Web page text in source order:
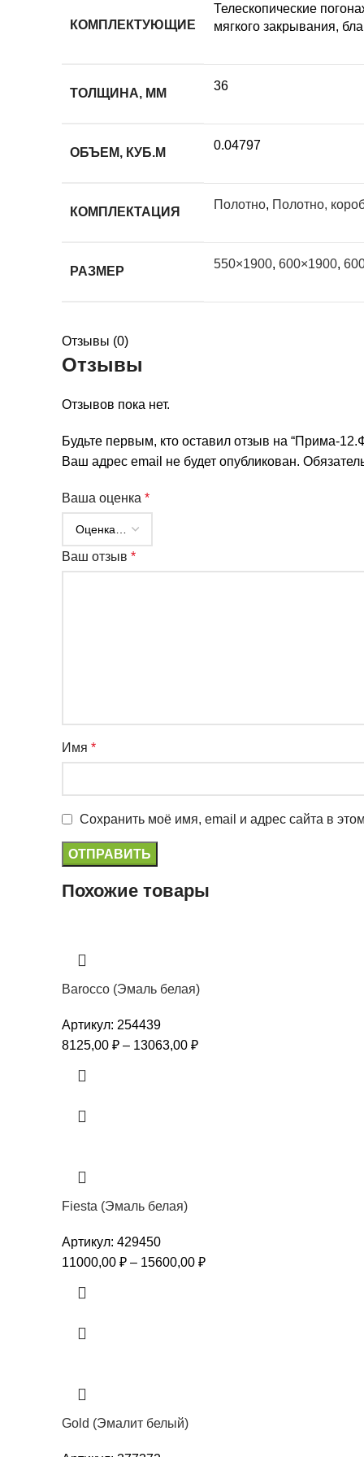
КОМПЛЕКТУЮЩИЕ
Телескопические
мягкого закрывания,
ТОЛЩИНА, ММ
36
ОБЪЕМ, КУБ.М
0.04797
КОМПЛЕКТАЦИЯ
Полотно, Полотно,
РАЗМЕР
550×1900, 600×1900,
Отзывы (0)
Отзывы
Отзывов пока нет.
Будьте первым, кто оставил отзыв на “Прима-
Ваш адрес email не будет опубликован.
Ваша оценка *
Ваш отзыв *
Имя *
Сохранить моё имя, email и адрес сайта в
Похожие товары
Barocco (Эмаль белая)
Артикул: 254439
8125,00 ₽ – 13063,00 ₽
Fiesta (Эмаль белая)
Артикул: 429450
11000,00 ₽ – 15600,00 ₽
Gold (Эмалит белый)